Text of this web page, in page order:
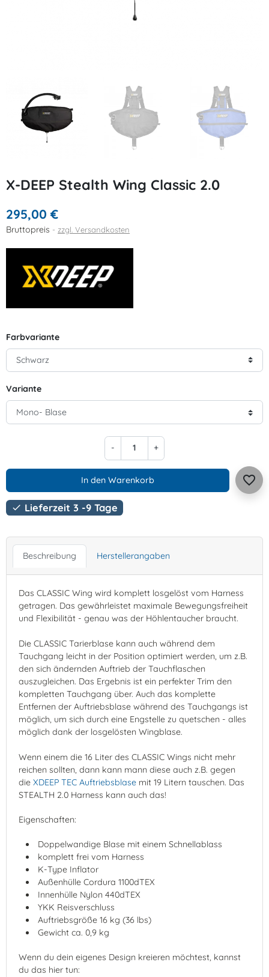
X-DEEP Stealth Wing Classic 2.0
295,00 €
Bruttopreis zzgl. Versandkosten
Farbvariante
Variante
- +
In den Warenkorb favorite_border
 Lieferzeit 3 -9 Tage
Beschreibung Herstellerangaben
Das CLASSIC Wing wird komplett losgelöst vom Harness
getragen. Das gewährleistet maximale Bewegungsfreiheit
und Flexibilität - genau was der Höhlentaucher braucht.
Die CLASSIC Tarierblase kann auch während dem
Tauchgang leicht in der Position optimiert werden, um z.B.
den sich ändernden Auftrieb der Tauchflaschen
auszugleichen. Das Ergebnis ist ein perfekter Trim den
kompletten Tauchgang über. Auch das komplette
Entfernen der Auftriebsblase während des Tauchgangs ist
möglich, um sich durch eine Engstelle zu quetschen - alles
möglich dank der losgelösten Wingblase.
Wenn einem die 16 Liter des CLASSIC Wings nicht mehr
reichen sollten, dann kann mann diese auch z.B. gegen
die XDEEP TEC Auftriebsblase mit 19 Litern tauschen. Das
STEALTH 2.0 Harness kann auch das!
Eigenschaften:
Doppelwandige Blase mit einem Schnellablass
komplett frei vom Harness
K-Type Inflator
Außenhülle Cordura 1100dTEX
Innenhülle Nylon 440dTEX
YKK Reisverschluss
Auftriebsgröße 16 kg (36 lbs)
Gewicht ca. 0,9 kg
Wenn du dein eigenes Design kreieren möchtest, kannst
du das hier tun: